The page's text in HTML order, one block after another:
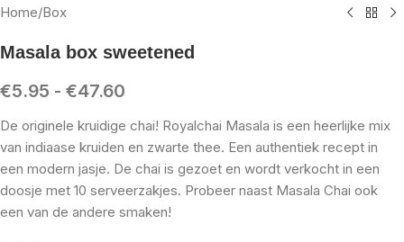
Home/Box
Masala box sweetened
€5.95 - €47.60
De originele kruidige chai! Royalchai Masala is een heerlijke mix
van indiaase kruiden en zwarte thee. Een authentiek recept in
een modern jasje. De chai is gezoet en wordt verkocht in een
doosje met 10 serveerzakjes. Probeer naast Masala Chai ook
een van de andere smaken!